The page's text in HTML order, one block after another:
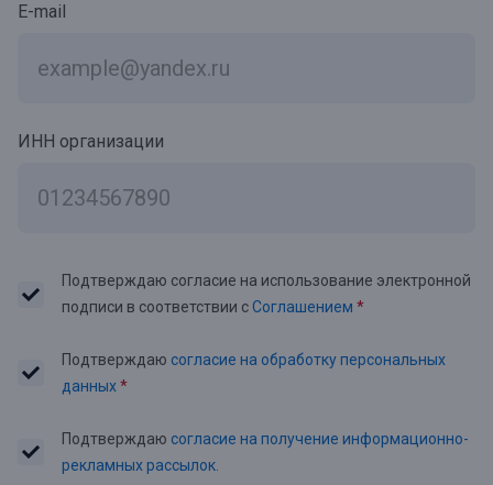
E-mail
ИНН организации
Подтверждаю согласие на использование электронной
подписи в соответствии сСоглашением *
Подтверждаю согласие на обработку персональных
данных*
Подтверждаю согласие на получение информационно-
рекламных рассылок.